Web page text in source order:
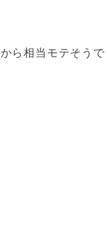
ら相当モテそうで